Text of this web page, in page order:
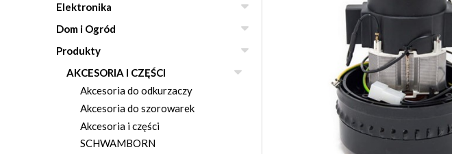
Elektronika
Dom i Ogród
Produkty
AKCESORIA I CZĘŚCI
Akcesoria do odkurzaczy
Akcesoria do szorowarek
Akcesoria i części
SCHWAMBORN